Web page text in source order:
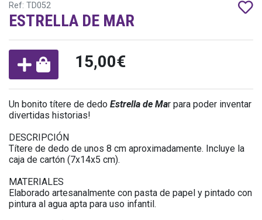
Ref: TD052
ESTRELLA DE MAR
15,00€
Un bonito títere de dedo Estrella de Mar para poder inventar
divertidas historias!
DESCRIPCIÓN
Títere de dedo de unos 8 cm aproximadamente. Incluye la
caja de cartón (7x14x5 cm).
MATERIALES
Elaborado artesanalmente con pasta de papel y pintado con
pintura al agua apta para uso infantil.